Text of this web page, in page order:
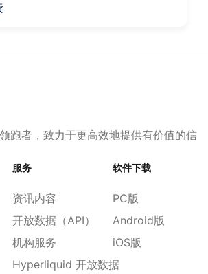
跑者，致力于更高效地提供有价值的信
服务
资讯内容
开放数据（API）
机构服务
Hyperliquid 开放数据
软件下载
PC版
Android版
iOS版